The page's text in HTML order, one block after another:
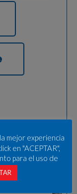
mejor experiencia
en "ACEPTAR",
para el uso de